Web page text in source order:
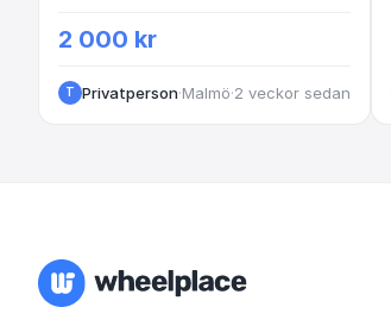
2 000 kr
T Privatperson·Malmö·2 veckor sedan